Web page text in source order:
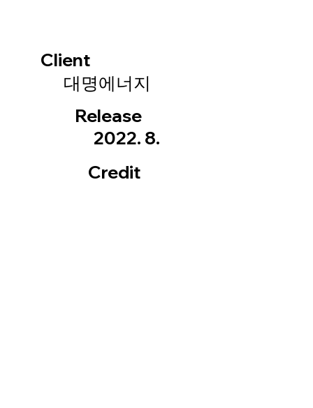
Client
대명에너지
Release
2022. 8.
Credit